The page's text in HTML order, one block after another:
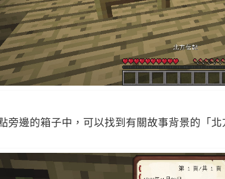
旁邊的箱子中，可以找到有關故事背景的「北